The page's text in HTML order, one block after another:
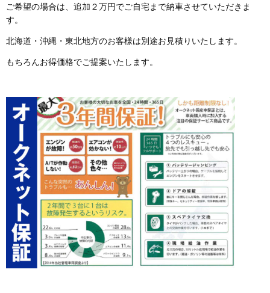
ご希望の場合は、追加２万円でご自宅まで納車させていただきま
す。
北海道・沖縄・東北地方のお客様は別途お見積りいたします。
もちろんお得価格でご提案いたします。